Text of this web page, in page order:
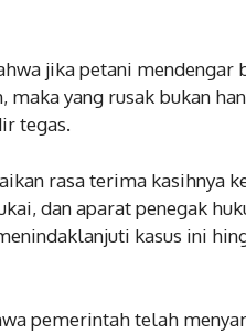
jika petani
maka yang rusak bukan
tegas.
rasa terima kasihnya
dan aparat penegak
kasus ini
pemerintah telah